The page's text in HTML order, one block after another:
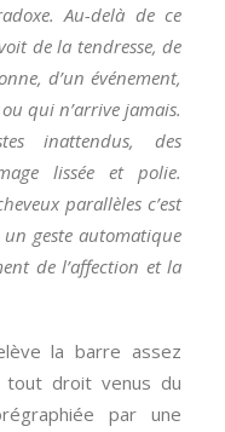
Au-delà de ce
de la tendresse, de
d’un événement,
qui n’arrive jamais.
inattendus, des
lissée et polie.
parallèles c’est
geste automatique
de l’affection et la
la barre assez
tout droit venus du
par une